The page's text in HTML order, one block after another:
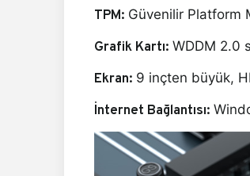
TPM:Güvenilir Platform
Grafik Kartı:WDDM 2.0
Ekran:9 inçten büyük,
İnternet Bağlantısı: